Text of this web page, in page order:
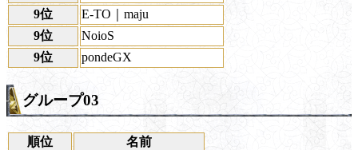
9位
E-TO｜maju
9位
NoioS
9位
pondeGX
グループ03
順位
名前